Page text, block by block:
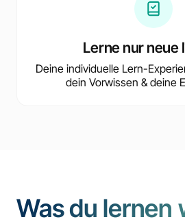
Lerne nur neue
Deine individuelle Lern-
dein Vorwissen & deine
Was du lernen